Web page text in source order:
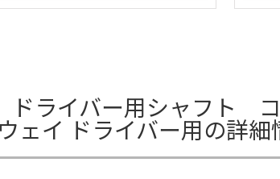
ライバー用シャフト コ
ェイ ドライバー用の詳細